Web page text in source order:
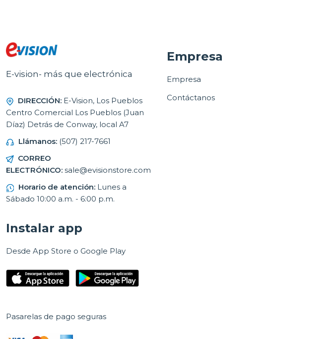
E-vision- más que electrónica
DIRECCIÓN: E-Vision, Los Pueblos
Centro Comercial Los Pueblos (Juan
Díaz) Detrás de Conway, local A7
Llámanos: (507) 217-7661
CORREO
ELECTRÓNICO: sale@evisionstore.com
Horario de atención: Lunes a
Sábado 10:00 a.m. - 6:00 p.m.
Empresa
Empresa
Contáctanos
Instalar app
Desde App Store o Google Play
Pasarelas de pago seguras